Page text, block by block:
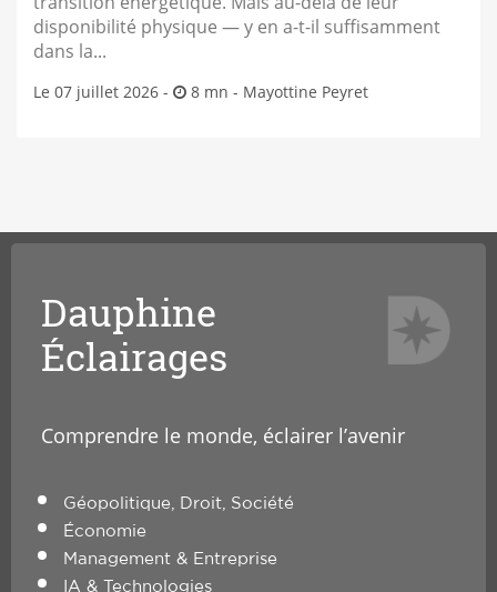
disponibilité physique — y en a-t-il suffisamment
dans la...
Le 07 juillet 2026 - 8 mn - Mayottine Peyret
Dauphine
Éclairages
Comprendre le monde, éclairer l’avenir
Géopolitique, Droit, Société
Économie
Management & Entreprise
IA & Technologies